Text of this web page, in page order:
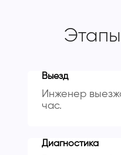
Выезд
Инженер
час.
Диагностика